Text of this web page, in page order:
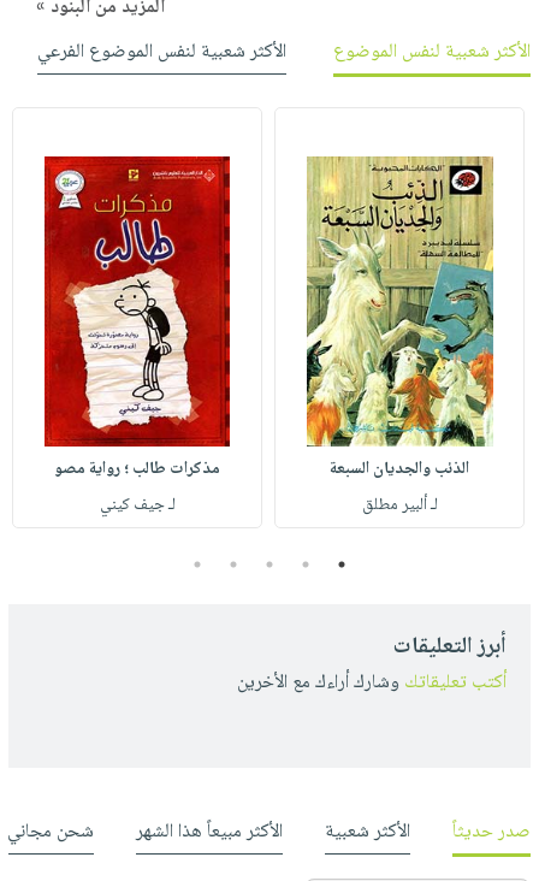
المزيد من البنود »
الأكثر شعبية لنفس الموضوع
الأكثر شعبية لنفس الموضوع الفرعي
الذئب والجديان السبعة
لـ ألبير مطلق
مذكرات طالب ؛ رواية مصو
لـ جيف كيني
1
2
3
4
5
أبرز التعليقات
أكتب تعليقاتك وشارك أراءك مع الأخرين
صدر حديثاً الأكثر شعبية الأكثر مبيعاً هذا الشهر شحن مجاني